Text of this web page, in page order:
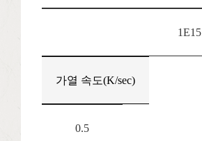
1E15
가열 속도(K/sec)
0.5